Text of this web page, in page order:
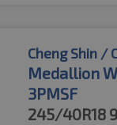
Cheng Shin /
Medallion
3PMSF
245/40R18